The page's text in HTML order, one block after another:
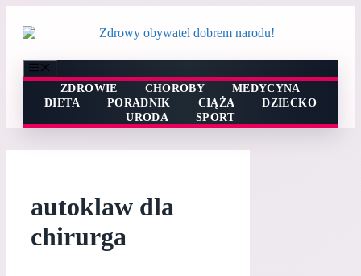
treści
ZDROWIE
CHOROBY
MEDYCYNA
DIETA
PORADNIK CIĄŻA
DZIECKO
URODA
SPORT
autoklaw dla
chirurga